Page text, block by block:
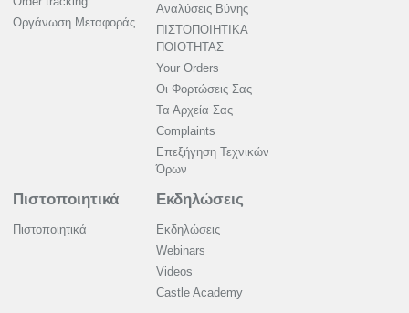
Οργάνωση Μεταφοράς
Αναλύσεις Βύνης
ΠΙΣΤΟΠΟΙΗΤΙΚΑ
ΠΟΙΟΤΗΤΑΣ
Your Orders
Οι Φορτώσεις Σας
Τα Αρχεία Σας
Complaints
Επεξήγηση Τεχνικών
Όρων
Πιστοποιητικά
Πιστοποιητικά
Εκδηλώσεις
Εκδηλώσεις
Webinars
Videos
Castle Academy